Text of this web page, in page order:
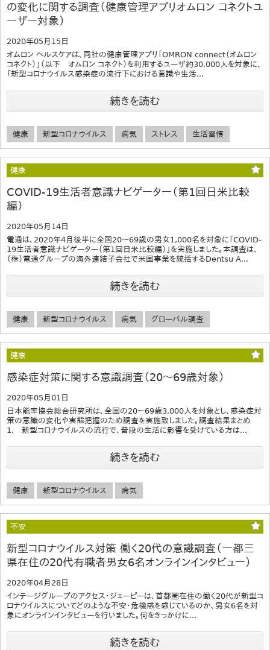
の変化に関する調査（健康管理アプリオムロン コネクトユ
ーザー対象）
2020年05月15日
オムロン ヘルスケアは、同社の健康管理アプリ「OMRON connect（オムロン
コネクト）」（以下 オムロン コネクト）を利用するユーザ約30,000人を対象に、
「新型コロナウイルス感染症の流行下における意識や生活...
続きを読む
健康 新型コロナウイルス 病気 ストレス 生活習慣
健康
COVID-19生活者意識ナビゲーター（第1回日米比較
編）
2020年05月14日
電通は、2020年4月後半に全国20～69歳の男女1,000名を対象に「COVID-
19生活者意識ナビゲーター（第1回日米比較編）」を実施しました。本調査は、
（株）電通グループの海外連結子会社で米国事業を統括するDentsu A...
続きを読む
健康 新型コロナウイルス 病気 グローバル調査
健康
感染症対策に関する意識調査（20～69歳対象）
2020年05月01日
日本能率協会総合研究所は、全国の20～69歳3,000人を対象とし、感染症対
策の意識の変化や実態把握のため調査を実施致しました。調査結果まとめ
1. 新型コロナウイルスの流行で、普段の生活に影響を受けている方は...
続きを読む
健康 新型コロナウイルス 病気
不安
新型コロナウイルス対策 働く20代の意識調査（一都三
県在住の20代有職者男女6名オンラインインタビュー）
2020年04月28日
インテージグループのアクセス・ジェーピーは、首都圏在住の働く20代が新型コ
ロナウイルスについてどのような不安・危機感を感じているのか、男女6名を対
象にオンラインインタビューを行いました。何をきっかけに...
続きを読む